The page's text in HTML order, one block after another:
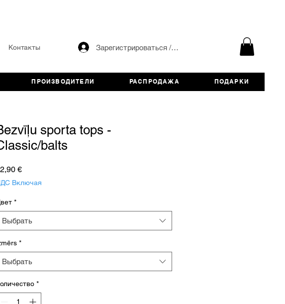
Контакты Зарегистрироваться / авторизоваться
ПРОИЗВОДИТЕЛИ РАСПРОДАЖА ПОДАРКИ
sporta tops -
balts
€Цена
Включая
*
Выбрать
*
Выбрать
*